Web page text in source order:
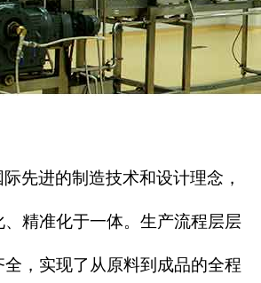
先进的制造技术和设计理念，
精准化于一体。生产流程层层
，实现了从原料到成品的全程